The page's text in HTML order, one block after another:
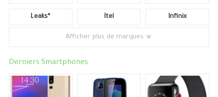
Leaks* Itel Infinix
Afficher plus de marques
Derniers Smartphones